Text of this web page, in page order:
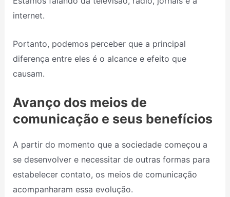
internet.
Portanto, podemos perceber que a principal
diferença entre eles é o alcance e efeito que
causam.
Avanço dos meios de
comunicação e seus benefícios
A partir do momento que a sociedade começou a
se desenvolver e necessitar de outras formas para
estabelecer contato, os meios de comunicação
acompanharam essa evolução.